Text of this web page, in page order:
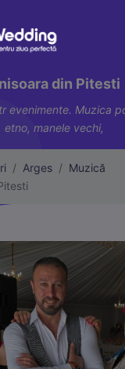
din Pitesti
evenimente. Muzica
etno, manele vechi,
Arges
Muzică